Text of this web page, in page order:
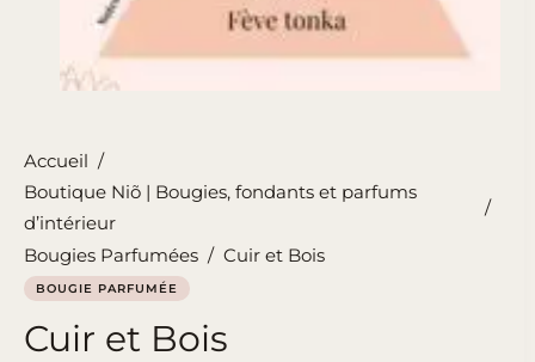
Accueil /
Boutique Niõ | Bougies, fondants et parfums
d’intérieur
/
Bougies Parfumées / Cuir et Bois
BOUGIE PARFUMÉE
Cuir et Bois